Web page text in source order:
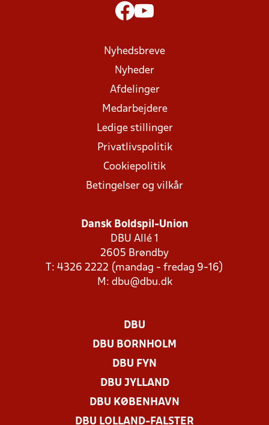
Nyhedsbreve
Nyheder
Afdelinger
Medarbejdere
Ledige stillinger
Privatlivspolitik
Cookiepolitik
Betingelser og vilkår
Dansk Boldspil-Union
DBU Allé 1
2605 Brøndby
T: 4326 2222 (mandag - fredag 9-16)
M: dbu@dbu.dk
DBU
DBU BORNHOLM
DBU FYN
DBU JYLLAND
DBU KØBENHAVN
DBU LOLLAND-FALSTER